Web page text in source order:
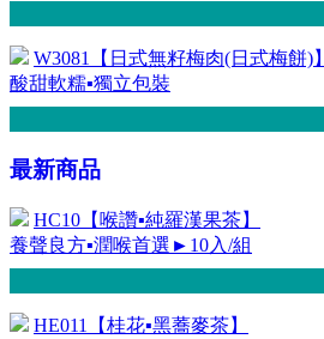
W3081【日式無籽梅肉(日式梅餅)】
酸甜軟糯▪獨立包裝
最新商品
HC10【喉讚▪純羅漢果茶】
養聲良方▪潤喉首選►10入/組
HE011【桂花▪黑蕎麥茶】